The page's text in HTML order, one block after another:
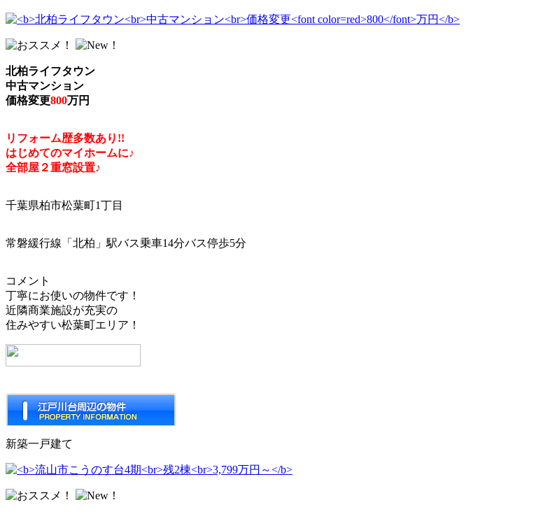
北柏ライフタウン
中古マンション
価格変更800万円
リフォーム歴多数あり!!
はじめてのマイホームに♪
全部屋２重窓設置♪
千葉県柏市松葉町1丁目
常磐緩行線「北柏」駅バス乗車14分バス停歩5分
コメント
丁寧にお使いの物件です！
近隣商業施設が充実の
住みやすい松葉町エリア！
新築一戸建て